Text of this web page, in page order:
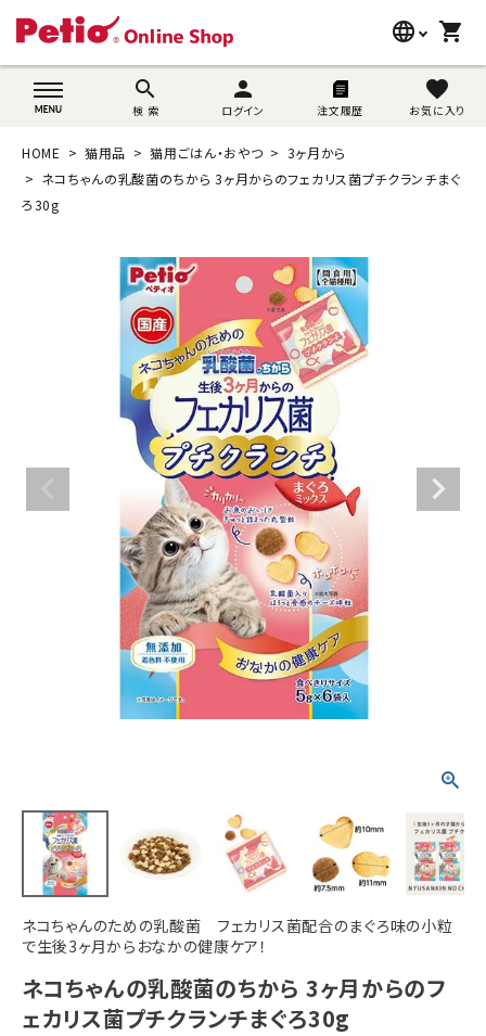
language
wovn-lang-name
shopping_cart
search
検 索
person
ログイン 注文履歴
favorite
お気に入り
search
猫用品
ブランド別に探す
目的別に探す
ご利用案内
ACCOUNT MENU
ようこそ ゲスト 様
person 新規会員登録
HOME 猫用品 猫用ごはん・おやつ
3ヶ月から
ネコちゃんの乳酸菌のちから 3ヶ月からのフェカリス菌プチクランチまぐ
ろ30g
ネコちゃんのための乳酸菌 フェカリス菌配合のまぐろ味の小粒
で生後3ヶ月からおなかの健康ケア！
ネコちゃんの乳酸菌のちから 3ヶ月からのフ
ェカリス菌プチクランチまぐろ30g